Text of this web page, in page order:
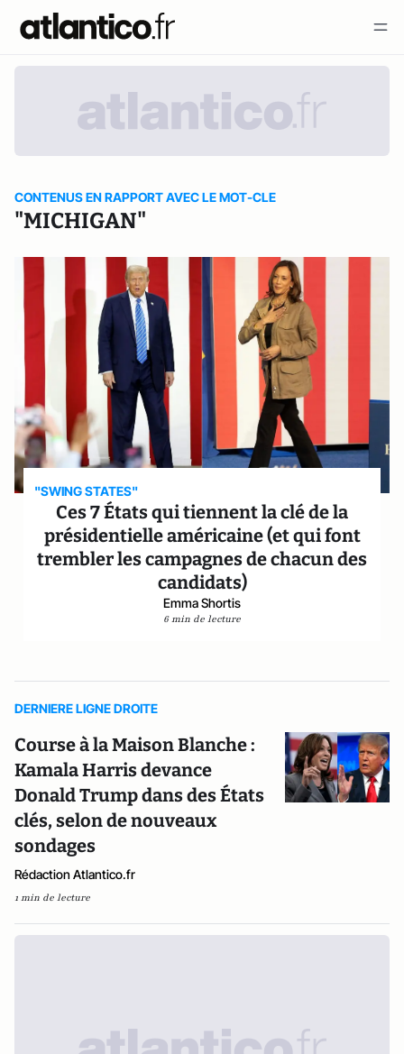
CONTENUS EN RAPPORT AVEC LE MOT-CLE
"MICHIGAN"
"SWING STATES"
Ces 7 États qui tiennent la clé de la
présidentielle américaine (et qui font
trembler les campagnes de chacun des
candidats)
Emma Shortis
6 min de lecture
DERNIERE LIGNE DROITE
Course à la Maison Blanche :
Kamala Harris devance
Donald Trump dans des États
clés, selon de nouveaux
sondages
Rédaction Atlantico.fr
1 min de lecture